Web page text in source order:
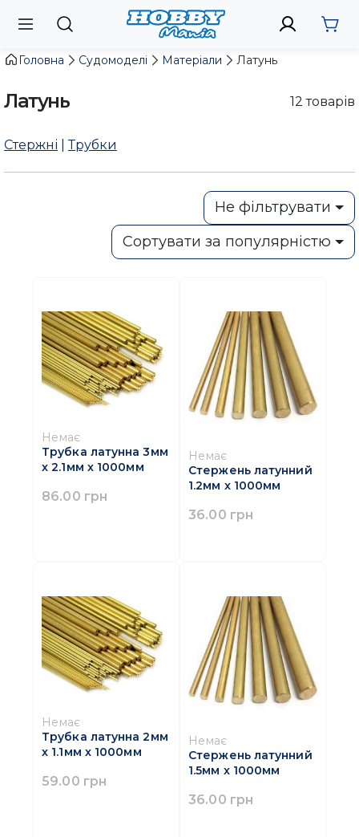
Головна Судомоделі Матеріали Латунь
Латунь 12 товарів
Стержні |Трубки
Не фільтрувати
Сортувати за популярністю
Немає
Трубка латунна 3мм
x 2.1мм x 1000мм
86.00 грн
Немає
Стержень латунний
1.2мм x 1000мм
36.00 грн
Немає
Трубка латунна 2мм
x 1.1мм x 1000мм
59.00 грн
Немає
Стержень латунний
1.5мм x 1000мм
36.00 грн